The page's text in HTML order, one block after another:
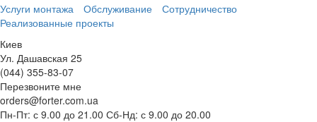
Услуги монтажа
Обслуживание
Сотрудничество
Реализованные проекты
Киев
Ул. Дашавская 25
(044) 355-83-07
Перезвоните мне
orders@forter.com.ua
Пн-Пт: с 9.00 до 21.00 Сб-Нд: с 9.00 до 20.00